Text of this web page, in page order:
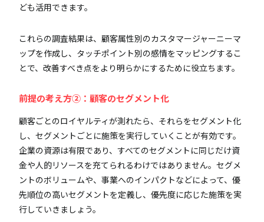
ども活用できます。
これらの調査結果は、顧客属性別のカスタマージャーニーマ
ップを作成し、タッチポイント別の感情をマッピングするこ
とで、改善すべき点をより明らかにするために役立ちます。
前提の考え方②：顧客のセグメント化
顧客ごとのロイヤルティが測れたら、それらをセグメント化
し、セグメントごとに施策を実行していくことが有効です。
企業の資源は有限であり、すべてのセグメントに同じだけ資
金や人的リソースを充てられるわけではありません。セグメ
ントのボリュームや、事業へのインパクトなどによって、優
先順位の高いセグメントを定義し、優先度に応じた施策を実
行していきましょう。